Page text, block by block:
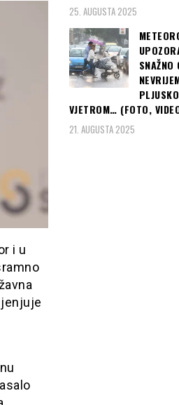
i u
25. AUGUSTA 2025
SNAŽNO
VJETROM… (FOTO,
21. AUGUSTA 2025